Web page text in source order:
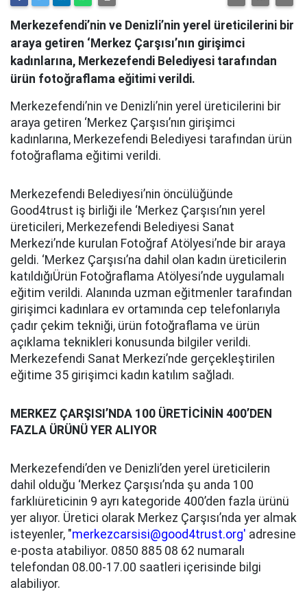
Merkezefendi’nin ve Denizli’nin yerel üreticilerini bir
araya getiren ‘Merkez Çarşısı’nın girişimci
kadınlarına, Merkezefendi Belediyesi tarafından
ürün fotoğraflama eğitimi verildi.
Merkezefendi’nin ve Denizli’nin yerel üreticilerini bir
araya getiren ‘Merkez Çarşısı’nın girişimci
kadınlarına, Merkezefendi Belediyesi tarafından ürün
fotoğraflama eğitimi verildi.
Merkezefendi Belediyesi’nin öncülüğünde
Good4trust iş birliği ile ‘Merkez Çarşısı’nın yerel
üreticileri, Merkezefendi Belediyesi Sanat
Merkezi’nde kurulan Fotoğraf Atölyesi’nde bir araya
geldi. ‘Merkez Çarşısı’na dahil olan kadın üreticilerin
katıldığıÜrün Fotoğraflama Atölyesi’nde uygulamalı
eğitim verildi. Alanında uzman eğitmenler tarafından
girişimci kadınlara ev ortamında cep telefonlarıyla
çadır çekim tekniği, ürün fotoğraflama ve ürün
açıklama teknikleri konusunda bilgiler verildi.
Merkezefendi Sanat Merkezi’nde gerçekleştirilen
eğitime 35 girişimci kadın katılım sağladı.
MERKEZ ÇARŞISI’NDA 100 ÜRETİCİNİN 400’DEN
FAZLA ÜRÜNÜ YER ALIYOR
Merkezefendi’den ve Denizli’den yerel üreticilerin
dahil olduğu ‘Merkez Çarşısı’nda şu anda 100
farklıüreticinin 9 ayrı kategoride 400’den fazla ürünü
yer alıyor. Üretici olarak Merkez Çarşısı’nda yer almak
isteyenler, "merkezcarsisi@good4trust.org' adresine
e-posta atabiliyor. 0850 885 08 62 numaralı
telefondan 08.00-17.00 saatleri içerisinde bilgi
alabiliyor.